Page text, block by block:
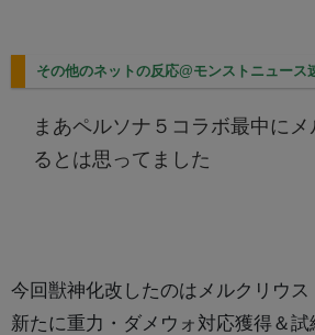
その他のネットの反応@モンストニュース
まあペルソナ５コラボ最中に
るとは思ってました
今回獣神化改したのはメルクリウス
新たに重力・ダメウォ対応獲得＆試